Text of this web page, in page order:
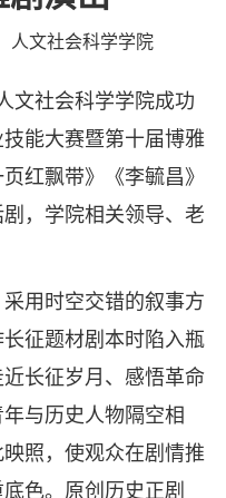
人文社会科学学院
文社会科学学院成功
能大赛暨第十届博雅
红飘带》《李毓昌》
，学院相关领导、老
用时空交错的叙事方
征题材剧本时陷入瓶
长征岁月、感悟革命
与历史人物隔空相
照，使观众在剧情推
色。原创历史正剧